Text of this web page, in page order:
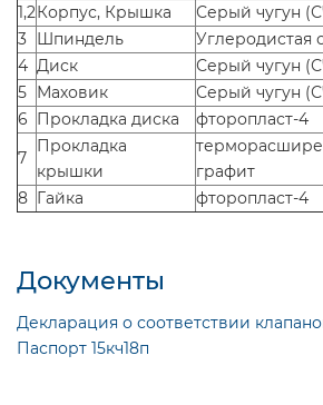
1,2Корпус, Крышка
Серый чугун
3 Шпиндель
Углеродистая
4 Диск
Серый чугун
5 Маховик
Серый чугун
6 Прокладка диска
фторопласт-4
7
Прокладка
крышки
графит
8 Гайка фторопласт-4
Документы
Декларация о соответствии клапанов
Паспорт 15кч18п